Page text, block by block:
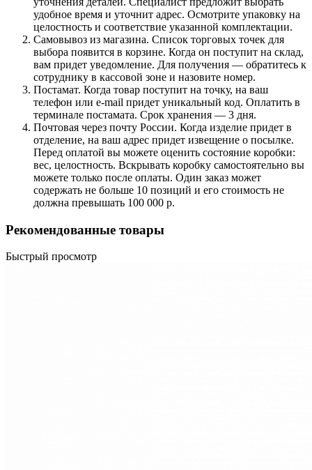
удобное время и уточнит адрес. Осмотрите упаковку на
целостность и соответствие указанной комплектации.
Самовывоз из магазина. Список торговых точек для
выбора появится в корзине. Когда он поступит на склад,
вам придет уведомление. Для получения — обратитесь к
сотруднику в кассовой зоне и назовите номер.
Постамат. Когда товар поступит на точку, на ваш
телефон или e-mail придет уникальный код. Оплатить в
терминале постамата. Срок хранения — 3 дня.
Почтовая через почту России. Когда изделие придет в
отделение, на ваш адрес придет извещение о посылке.
Перед оплатой вы можете оценить состояние коробки:
вес, целостность. Вскрывать коробку самостоятельно вы
можете только после оплаты. Один заказ может
содержать не больше 10 позиций и его стоимость не
должна превышать 100 000 р.
Рекомендованные товары
Быстрый просмотр